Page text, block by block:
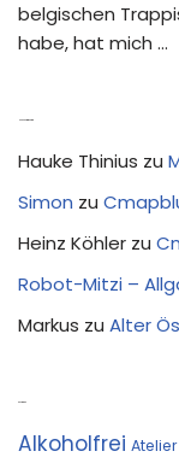
belgischen
habe, hat mich …
Hauke Thinius zu
Simon zu
Heinz Köhler zu
Robot-Mitzi –
Markus zu Alter
Alkoholfrei